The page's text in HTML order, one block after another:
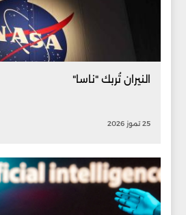
النيران تُربك "ناسا"
25 تموز 2026